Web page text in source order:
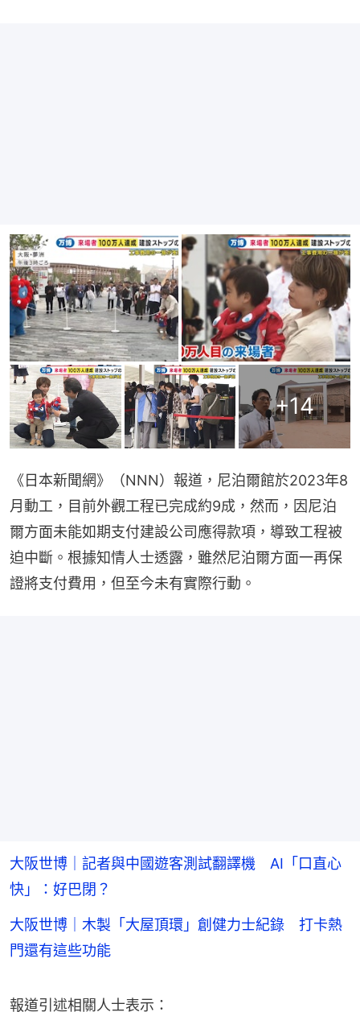
+14
《日本新聞網》（NNN）報道，尼泊爾館於2023年8
月動工，目前外觀工程已完成約9成，然而，因尼泊
爾方面未能如期支付建設公司應得款項，導致工程被
迫中斷。根據知情人士透露，雖然尼泊爾方面一再保
證將支付費用，但至今未有實際行動。
大阪世博｜記者與中國遊客測試翻譯機 AI「口直心
快」：好巴閉？
大阪世博｜木製「大屋頂環」創健力士紀錄 打卡熱
門還有這些功能
報道引述相關人士表示：